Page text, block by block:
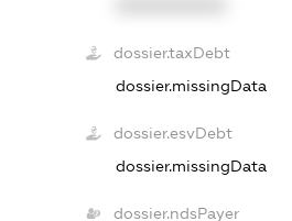
dossier.taxDebt
dossier.missingData
dossier.esvDebt
dossier.missingData
dossier.ndsPayer